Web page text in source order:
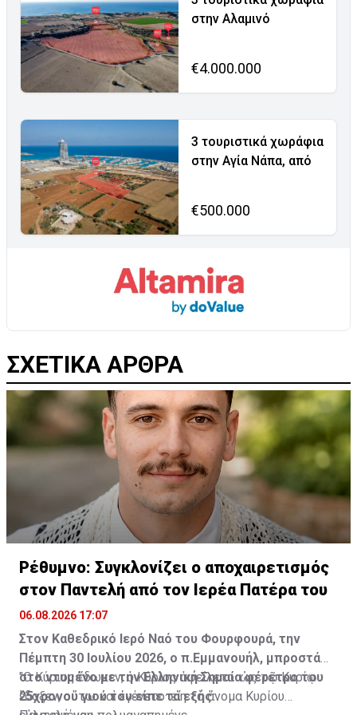
στην Αλαμινό
€4.000.000
3 τουριστικά χωράφια
στην Αγία Νάπα, από
€500.000
ΣΧΕΤΙΚΑ ΑΡΘΡΑ
Ρέθυμνο: Συγκλονίζει ο αποχαιρετισμός
στον Παντελή από τον Ιερέα Πατέρα του
06.08.2026 17:07
Στον Καθεδρικό Ιερό Ναό του Φουρφουρά, την
Πέμπτη 30 Ιουλίου 2026, ο π.Εμμανουήλ, μπροστά
στο ντυμένο με την Ελληνική Σημαία φέρετρο του
25χρονου γιού του είπε τα εξής:
"Ο Κύριος ἔδωκεν, ὁ Κύριος ἀφείλετο· ὡς τῷ Κυρίῳ
ἔδοξεν, οὕτω καὶ ἐγένετο· εἴη τὸ ὄνομα Κυρίου